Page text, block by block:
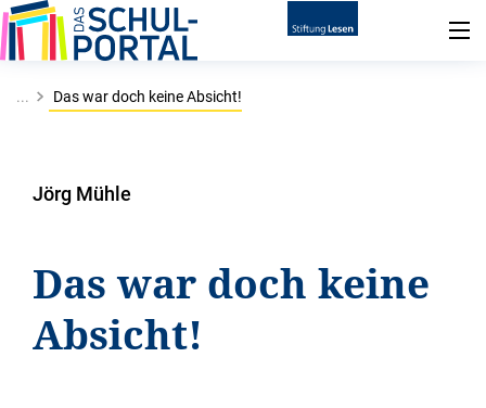
... Das war doch keine Absicht!
Jörg Mühle
Das war doch keine
Absicht!